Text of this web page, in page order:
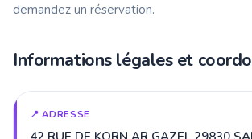
demandez un réservation.
Informations légales et
📍 ADRESSE